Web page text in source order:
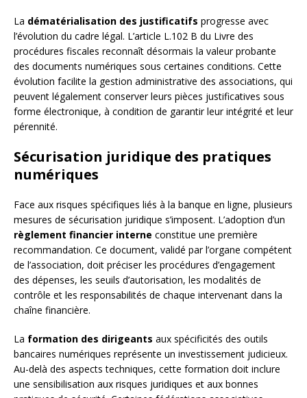
La dématérialisation des justificatifs progresse avec
l’évolution du cadre légal. L’article L.102 B du Livre des
procédures fiscales reconnaît désormais la valeur probante
des documents numériques sous certaines conditions. Cette
évolution facilite la gestion administrative des associations, qui
peuvent légalement conserver leurs pièces justificatives sous
forme électronique, à condition de garantir leur intégrité et leur
pérennité.
Sécurisation juridique des pratiques
numériques
Face aux risques spécifiques liés à la banque en ligne, plusieurs
mesures de sécurisation juridique s’imposent. L’adoption d’un
règlement financier interne constitue une première
recommandation. Ce document, validé par l’organe compétent
de l’association, doit préciser les procédures d’engagement
des dépenses, les seuils d’autorisation, les modalités de
contrôle et les responsabilités de chaque intervenant dans la
chaîne financière.
La formation des dirigeants aux spécificités des outils
bancaires numériques représente un investissement judicieux.
Au-delà des aspects techniques, cette formation doit inclure
une sensibilisation aux risques juridiques et aux bonnes